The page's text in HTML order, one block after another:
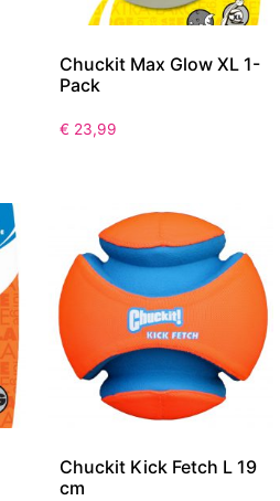
Chuckit Max Glow XL 1-
Pack
€ 23,99
Chuckit Kick Fetch L 19
cm